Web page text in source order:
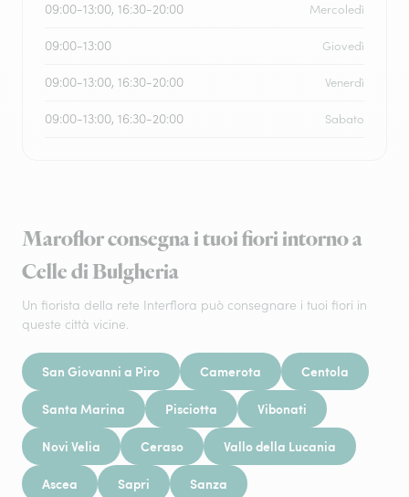
09:00-13:00, 16:30-20:00 Mercoledì
09:00-13:00 Giovedì
09:00-13:00, 16:30-20:00 Venerdì
09:00-13:00, 16:30-20:00 Sabato
Maroflor consegna i tuoi fiori intorno a
Celle di Bulgheria
Un fiorista della rete Interflora può consegnare i tuoi fiori in
queste città vicine.
San Giovanni a Piro Camerota Centola
Santa Marina Pisciotta Vibonati
Novi Velia Ceraso Vallo della Lucania
Ascea Sapri Sanza